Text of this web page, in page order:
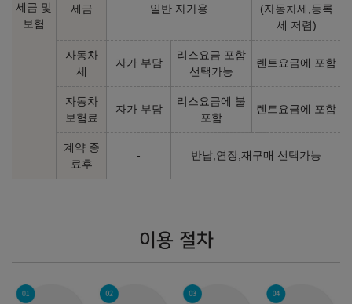
세금 및
보험
세금 일반 자가용
(자동차세,등록
세 저렴)
자동차
세
자가 부담
리스요금 포함
선택가능
렌트요금에 포함
자동차
보험료
자가 부담
리스요금에 불
포함
렌트요금에 포함
계약 종
료후
- 반납,연장,재구매 선택가능
이용 절차
인스퍼레이션
LPG 10.3㎞/ℓ
28,860,000
원
2025년형 가솔린 1.6 (개소세 5% 기준)
㎞/ℓ
모던
26,990,000원